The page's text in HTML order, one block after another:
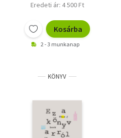
Eredeti ár: 4 500 Ft
Kosárba
2 - 3 munkanap
KÖNYV